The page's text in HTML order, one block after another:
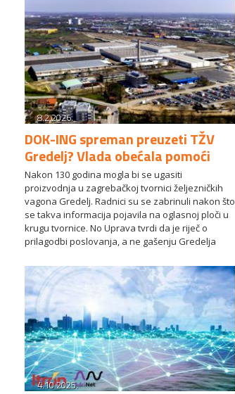
8.2.2026.
DOK-ING spreman preuzeti TŽV
Gredelj? Vlada obećala pomoći
Nakon 130 godina mogla bi se ugasiti
proizvodnja u zagrebačkoj tvornici željezničkih
vagona Gredelj. Radnici su se zabrinuli nakon što
se takva informacija pojavila na oglasnoj ploči u
krugu tvornice. No Uprava tvrdi da je riječ o
prilagodbi poslovanja, a ne gašenju Gredelja
4.10.2025.